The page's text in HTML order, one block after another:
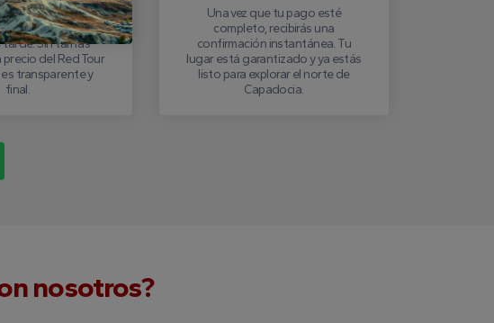
con un pequeño
resto se puede
tarde. Sin tarifas
del Red Tour
transparente y
final.
Una vez que tu pago esté
completo, recibirás una
confirmación instantánea. Tu
lugar está garantizado y ya estás
listo para explorar el norte de
Capadocia.
nosotros?